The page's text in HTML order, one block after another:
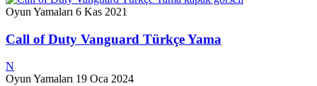
Oyun Yamaları 6 Kas 2021
Call of Duty Vanguard Türkçe Yama
N
Oyun Yamaları 19 Oca 2024